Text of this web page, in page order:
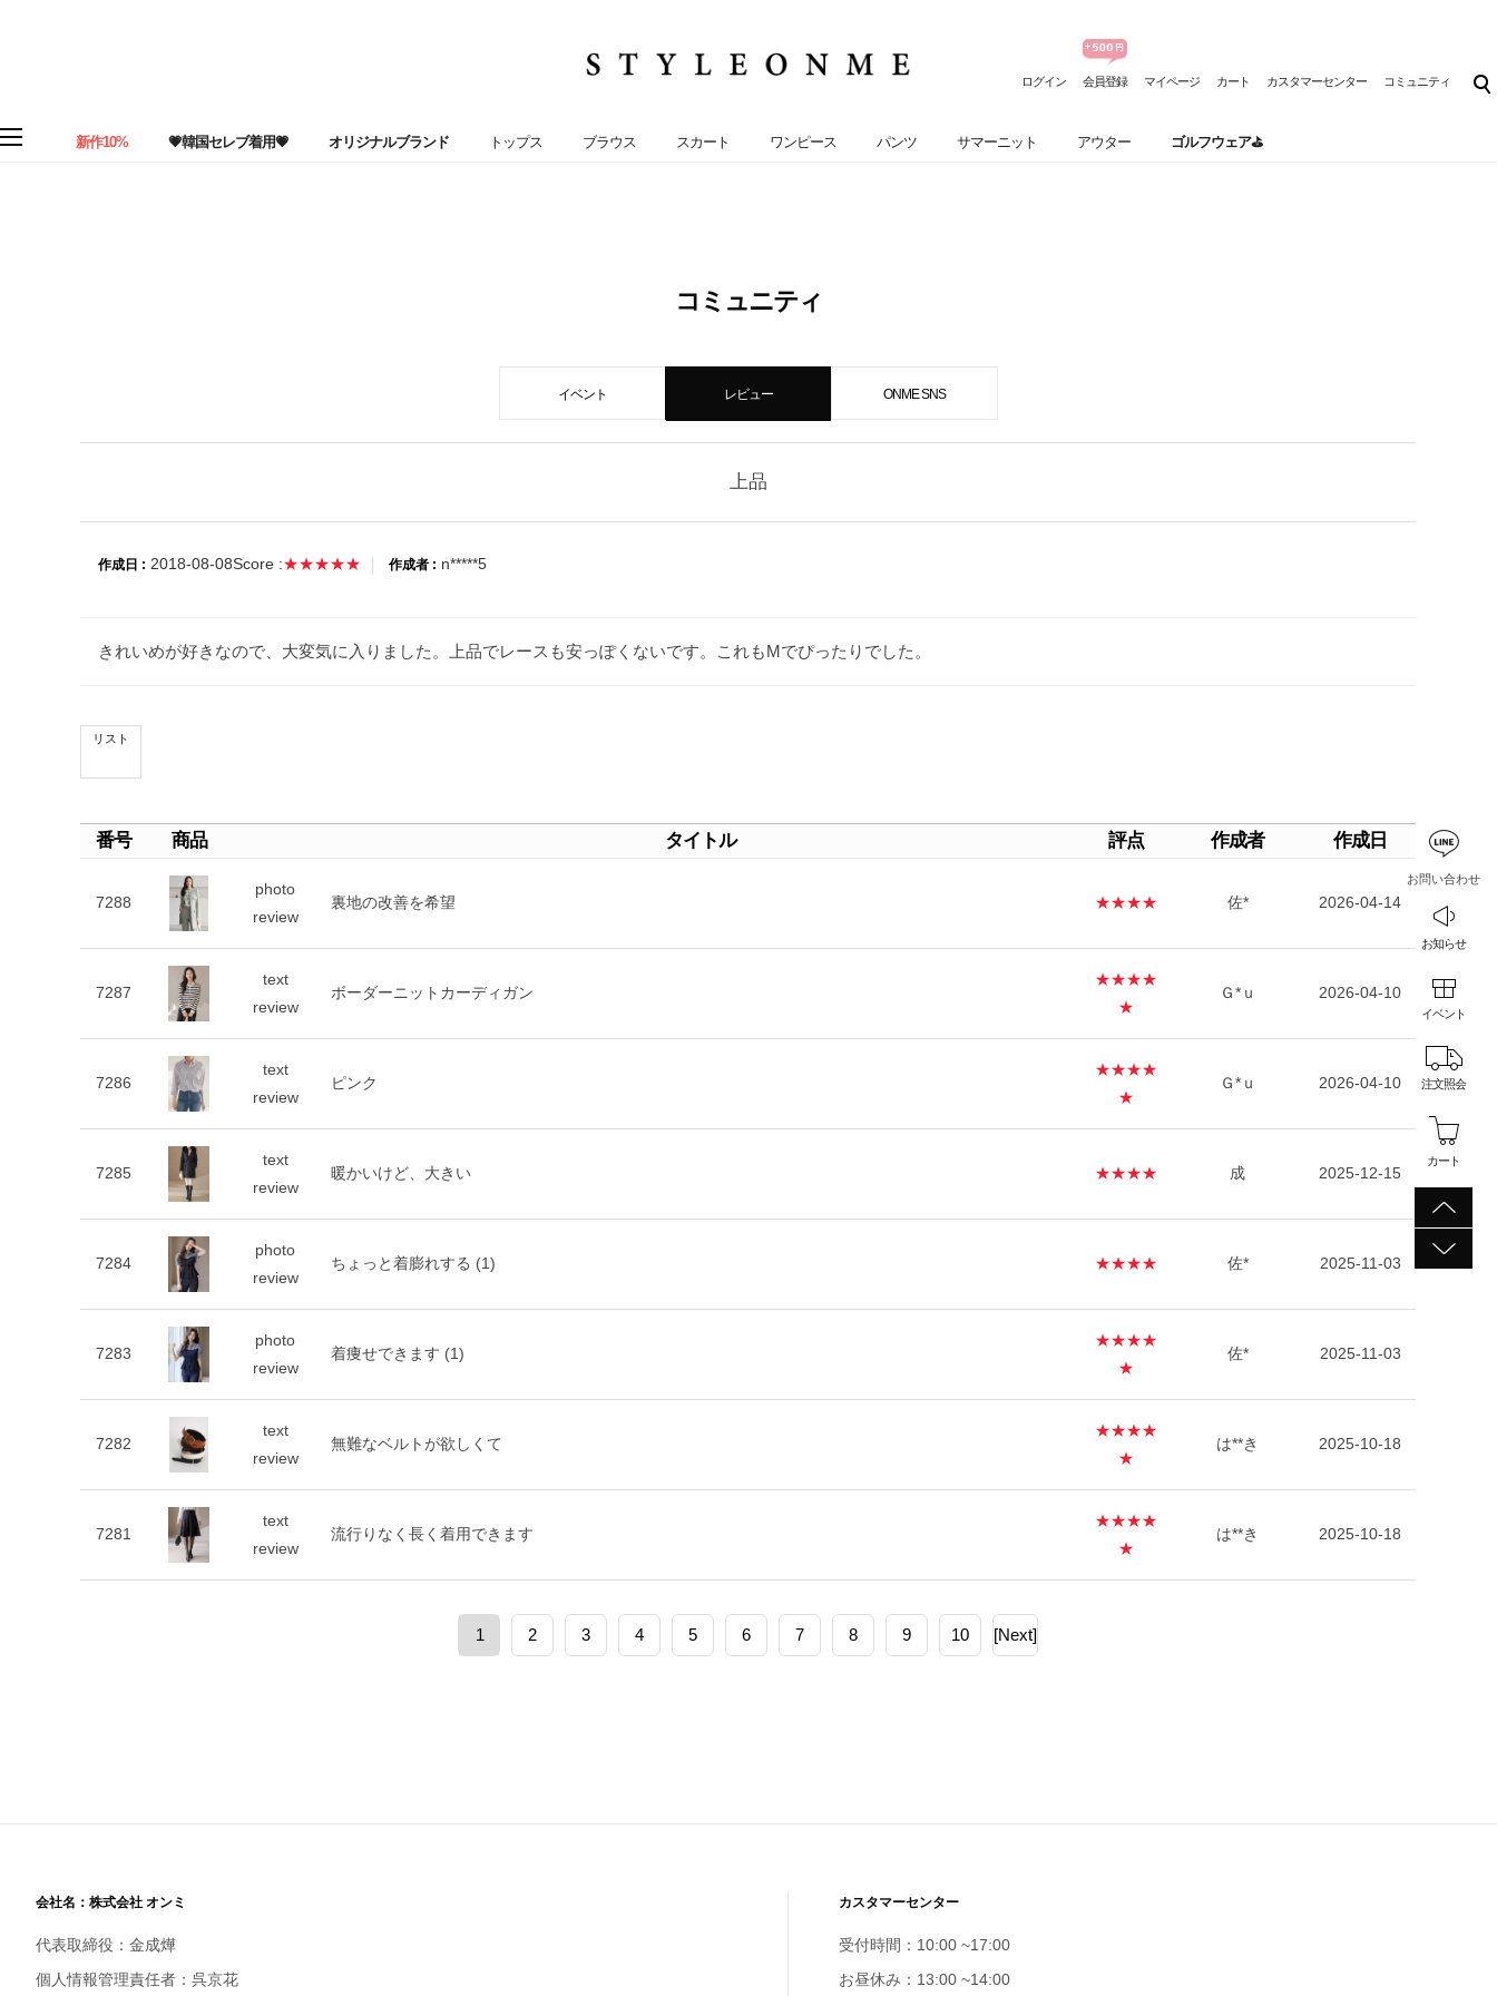
ログイン 会員登録 マイページ カート カスタマーセンター コミュニティ
新作10% 💗韓国セレブ着用💗 オリジナルブランド トップス ブラウス スカート ワンピース パンツ サマーニット アウター ゴルフウェア⛳
お問い合わせ
お知らせ
イベント
注文照会
カート
コミュニティ
イベント レビュー ONME SNS
上品
作成日 : 2018-08-08Score :★★★★★ 作成者 : n*****5
きれいめが好きなので、大変気に入りました。上品でレースも安っぽくないです。これもMでぴったりでした。
リスト
番号 商品 タイトル 評点 作成者 作成日
7288
photo
review
裏地の改善を希望 ★★★★ 佐* 2026-04-14
7287
text
review
ボーダーニットカーディガン
★★★★
★
Ｇ*ｕ 2026-04-10
7286
text
review
ピンク
★★★★
★
Ｇ*ｕ 2026-04-10
7285
text
review
暖かいけど、大きい ★★★★ 成 2025-12-15
7284
photo
review
ちょっと着膨れする (1) ★★★★ 佐* 2025-11-03
7283
photo
review
着痩せできます (1)
★★★★
★
佐* 2025-11-03
7282
text
review
無難なベルトが欲しくて
★★★★
★
は**き 2025-10-18
7281
text
review
流行りなく長く着用できます
★★★★
★
は**き 2025-10-18
1 2 3 4 5 6 7 8 9 10 [Next]
会社名：株式会社 オンミ
代表取締役：金成燁
個人情報管理責任者：呉京花
カスタマーセンター
受付時間：10:00 ~17:00
お昼休み：13:00 ~14:00